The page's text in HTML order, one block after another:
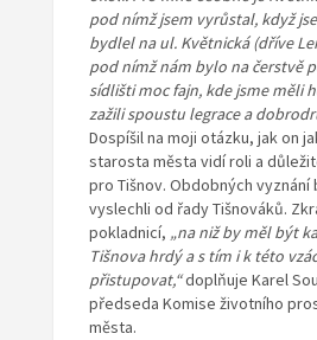
pod nímž jsem vyrůstal, když
bydlel na ul. Květnická (dříve
pod nímž nám bylo na čerstvě
sídlišti moc fajn, kde jsme měli
zažili spoustu legrace a
Dospíšil na moji otázku, jak on
starosta města vidí roli a
pro Tišnov. Obdobných vyznání
vyslechli od řady Tišnováků.
pokladnicí, „na niž by měl být
Tišnova hrdý a s tím i k této
přistupovat,“doplňuje Karel
předseda Komise životního
města.